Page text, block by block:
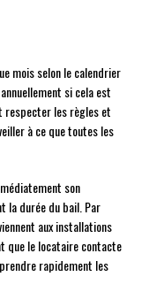
mois selon le calendrier
si cela est
respecter les règles et
à ce que toutes les
son
la durée du bail. Par
aux installations
que le locataire contacte
rapidement les